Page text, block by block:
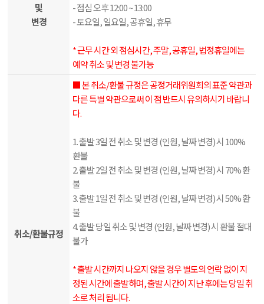
및
변경
- 점심 오후 12:00 ~ 13:00
- 토요일, 일요일, 공휴일, 휴무
* 근무 시간 외 점심시간, 주말, 공휴일, 법정휴일에는
예약 취소 및 변경 불가능
취소/환불규정
■ 본 취소/환불 규정은 공정거래위원회의 표준 약관과
다른 특별 약관으로써 이 점 반드시 유의하시기 바랍니
다.
1. 출발 3일 전 취소 및 변경 (인원, 날짜 변경) 시 100%
환불
2. 출발 2일 전 취소 및 변경 (인원, 날짜 변경) 시 70% 환
불
3. 출발 1일 전 취소 및 변경 (인원, 날짜 변경) 시 50% 환
불
4. 출발 당일 취소 및 변경 (인원, 날짜 변경) 시 환불 절대
불가
* 출발 시간까지 나오지 않을 경우 별도의 연락 없이 지
정된 시간에 출발하며, 출발 시간이 지난 후에는 당일 취
소로 처리 됩니다.